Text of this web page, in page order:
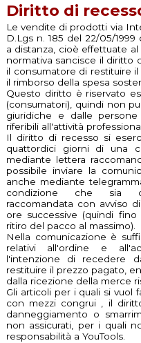
Diritto di
Le vendite di prodotti via
D.Lgs n. 185 del 22/05/
a distanza, cioè effettuate
normativa sancisce il diritto
il consumatore di restituire
il rimborso della spesa
Questo diritto è riservato
(consumatori), quindi non
giuridiche e dalle
riferibili all'attività
Il diritto di recesso si
quattordici giorni di una
mediante lettera
possibile inviare la
anche mediante
condizione che sia
raccomandata con avviso
ore successive (quindi
ritiro del pacco al massimo).
Nella comunicazione è
relativi all'ordine e
l'intenzione di recedere
restituire il prezzo pagato,
dalla ricezione della merce
Gli articoli per i quali si vuol
con mezzi congrui , il
danneggiamento o
non assicurati, per i quali
responsabilità a YouTools.